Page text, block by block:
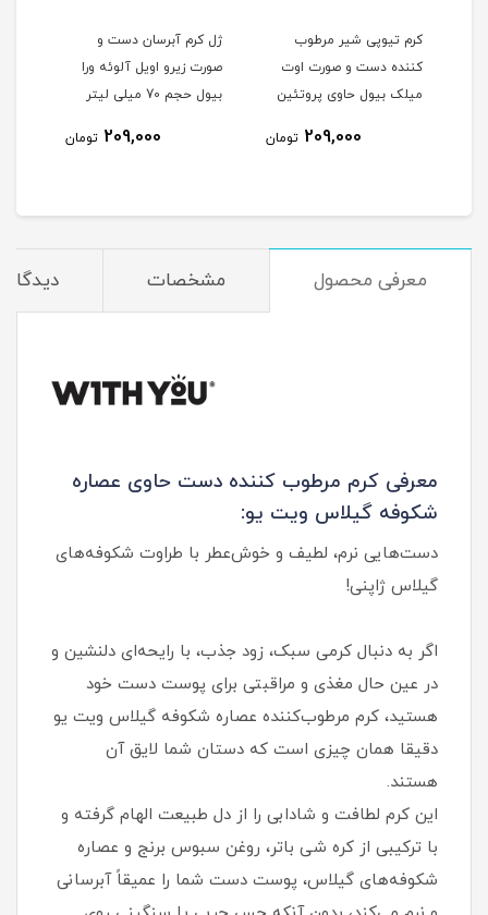
کرم تیوپی شیر مرطوب
کننده دست و صورت اوت
میلک بیول حاوی پروتئین
209,000 تومان
ژل کرم آبرسان دست و
صورت زیرو اویل آلوئه ورا
بیول حجم 70 میلی لیتر
209,000 تومان
معرفی محصول مشخصات
معرفی کرم مرطوب کننده دست حاوی عصاره
شکوفه گیلاس ویت یو:
دست‌هایی نرم، لطیف و خوش‌عطر با طراوت شکوفه‌های
گیلاس ژاپنی!
اگر به دنبال کرمی سبک، زود جذب، با رایحه‌ای دلنشین و
در عین حال مغذی و مراقبتی برای پوست دست خود
هستید، کرم مرطوب‌کننده عصاره شکوفه گیلاس ویت یو
دقیقا همان چیزی است که دستان شما لایق آن
هستند.
این کرم لطافت و شادابی را از دل طبیعت الهام گرفته و
با ترکیبی از کره شی باتر، روغن سبوس برنج و عصاره
شکوفه‌های گیلاس، پوست دست شما را عمیقاً آبرسانی